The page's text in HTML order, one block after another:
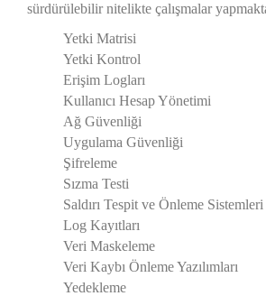
sürdürülebilir nitelikte çalışmalar
Yetki Matrisi
Yetki Kontrol
Erişim Logları
Kullanıcı Hesap Yönetimi
Ağ Güvenliği
Uygulama Güvenliği
Şifreleme
Sızma Testi
Saldırı Tespit ve Önleme Sistemleri
Log Kayıtları
Veri Maskeleme
Veri Kaybı Önleme Yazılımları
Yedekleme